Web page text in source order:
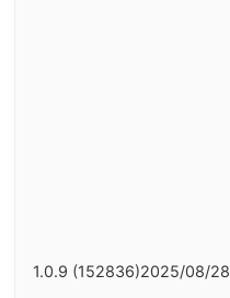
1.0.9 (152836)2025/08/28